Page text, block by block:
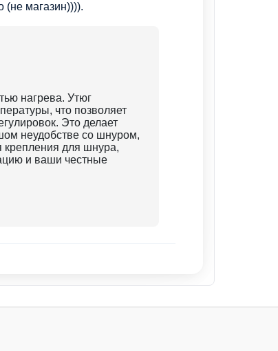
(не магазин)))).
нагрева. Утюг
что позволяет
Это делает
неудобстве со шнуром,
крепления для шнура,
и ваши честные